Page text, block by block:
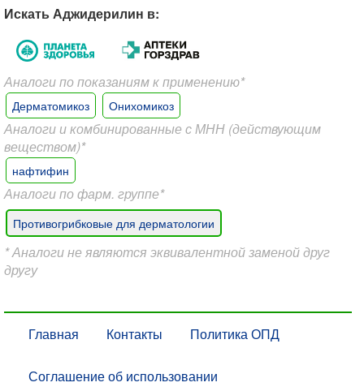
Искать Аджидерилин в:
Аналоги по показаниям к применению*
Дерматомикоз Онихомикоз
Аналоги и комбинированные с МНН (действующим
веществом)*
нафтифин
Аналоги по фарм. группе*
Противогрибковые для дерматологии
* Аналоги не являются эквивалентной заменой друг
другу
Главная Контакты Политика ОПД
Соглашение об использовании